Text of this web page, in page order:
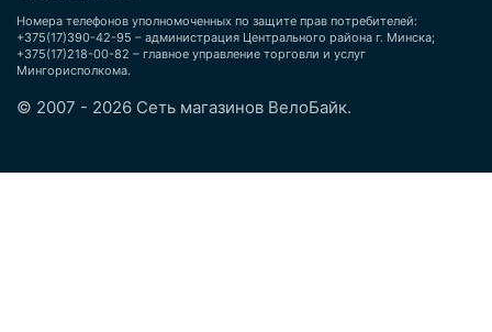
Номера телефонов уполномоченных по защите прав потребителей:
+375(17)390-42-95 – администрация Центрального района г. Минска;
+375(17)218-00-82 – главное управление торговли и услуг
Мингорисполкома.
© 2007 - 2026 Сеть магазинов ВелоБайк.